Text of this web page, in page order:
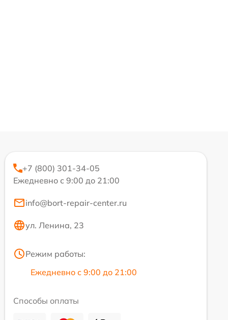
+7 (800) 301-34-05
Ежедневно с 9:00 до 21:00
info@bort-repair-center.ru
ул. Ленина, 23
Режим работы:
Ежедневно с 9:00 до 21:00
Способы оплаты